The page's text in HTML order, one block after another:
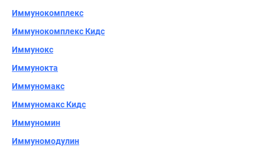
Иммунокомплекс
Иммунокомплекс Кидс
Иммунокс
Иммунокта
Иммуномакс
Иммуномакс Кидс
Иммуномин
Иммуномодулин